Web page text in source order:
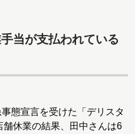
当が支払われている
態宣言を受けた「デリスタ
舗休業の結果、田中さんは6